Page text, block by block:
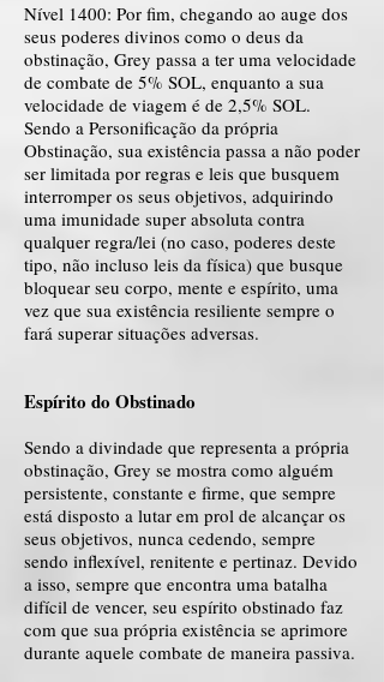
Nível 1400: Por fim, chegando ao auge dos
seus poderes divinos como o deus da
obstinação, Grey passa a ter uma velocidade
de combate de 5% SOL, enquanto a sua
velocidade de viagem é de 2,5% SOL.
Sendo a Personificação da própria
Obstinação, sua existência passa a não poder
ser limitada por regras e leis que busquem
interromper os seus objetivos, adquirindo
uma imunidade super absoluta contra
qualquer regra/lei (no caso, poderes deste
tipo, não incluso leis da física) que busque
bloquear seu corpo, mente e espírito, uma
vez que sua existência resiliente sempre o
fará superar situações adversas.
Espírito do Obstinado
Sendo a divindade que representa a própria
obstinação, Grey se mostra como alguém
persistente, constante e firme, que sempre
está disposto a lutar em prol de alcançar os
seus objetivos, nunca cedendo, sempre
sendo inflexível, renitente e pertinaz. Devido
a isso, sempre que encontra uma batalha
difícil de vencer, seu espírito obstinado faz
com que sua própria existência se aprimore
durante aquele combate de maneira passiva.